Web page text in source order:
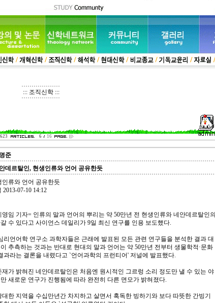
::: 조직신학 :::
623 6 16
준
데르탈인, 현생인류와 언어 공유한듯
류와 언어 공유한듯
07-10 14:12
임 기자= 인류의 말과 언어의 뿌리는 약 50만년 전 현생인류와 네안데르탈인의
수 있다고 사이언스 데일리가 9일 최신 연구를 인용 보도했다.
리언어학 연구소 과학자들은 근래에 발표된 모든 관련 연구들을 분석한 결과 대
추측하는 것과는 반대로 현대의 말과 언어는 약 50만년 전부터 생물학적·문화
과라는 결론을 내렸다고 `언어과학의 프런티어' 저널에 발표했다.
재가 밝혀진 네안데르탈인은 처음엔 원시적인 그르렁 소리 정도만 낼 수 있는 야
새로운 연구가 진행됨에 따라 완전히 다른 면모가 밝혀졌다.
한 지역을 수십만년간 차지하고 살면서 혹독한 빙하기와 보다 따뜻한 간빙기